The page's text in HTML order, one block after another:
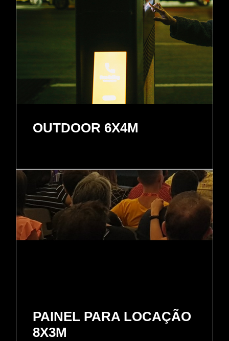
OUTDOOR 6X4M
PAINEL PARA LOCAÇÃO
8X3M